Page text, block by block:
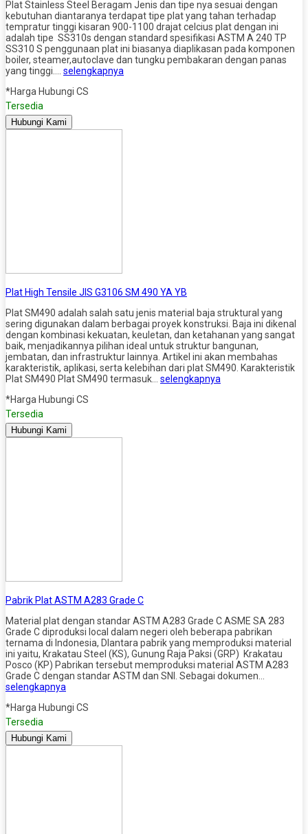
Plat Stainless Steel Beragam Jenis dan tipe nya sesuai dengan
kebutuhan diantaranya terdapat tipe plat yang tahan terhadap
tempratur tinggi kisaran 900-1100 drajat celcius plat dengan ini
adalah tipe SS310s dengan standard spesifikasi ASTM A 240 TP
SS310 S penggunaan plat ini biasanya diaplikasan pada komponen
boiler, steamer,autoclave dan tungku pembakaran dengan panas
yang tinggi…. selengkapnya
*Harga Hubungi CS
Tersedia
Hubungi Kami
Plat High Tensile JIS G3106 SM 490 YA YB
Plat SM490 adalah salah satu jenis material baja struktural yang
sering digunakan dalam berbagai proyek konstruksi. Baja ini dikenal
dengan kombinasi kekuatan, keuletan, dan ketahanan yang sangat
baik, menjadikannya pilihan ideal untuk struktur bangunan,
jembatan, dan infrastruktur lainnya. Artikel ini akan membahas
karakteristik, aplikasi, serta kelebihan dari plat SM490. Karakteristik
Plat SM490 Plat SM490 termasuk… selengkapnya
*Harga Hubungi CS
Tersedia
Hubungi Kami
Pabrik Plat ASTM A283 Grade C
Material plat dengan standar ASTM A283 Grade C ASME SA 283
Grade C diproduksi local dalam negeri oleh beberapa pabrikan
ternama di Indonesia, DIantara pabrik yang memproduksi material
ini yaitu, Krakatau Steel (KS), Gunung Raja Paksi (GRP) Krakatau
Posco (KP) Pabrikan tersebut memproduksi material ASTM A283
Grade C dengan standar ASTM dan SNI. Sebagai dokumen…
selengkapnya
*Harga Hubungi CS
Tersedia
Hubungi Kami